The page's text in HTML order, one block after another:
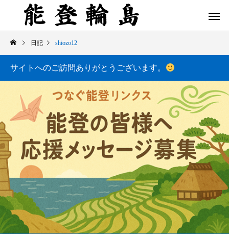
白米千枚田 あぜのきらめき（アルバム） 今日の白米千枚田
日記 shiozo12
サイトへのご訪問ありがとうございます。